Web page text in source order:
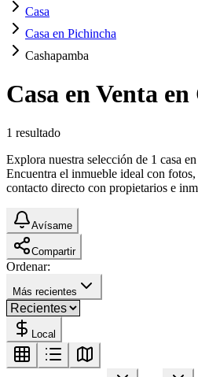
Casa
Casa en Pichincha
Cashapamba
Casa en Venta
1 resultado
Explora nuestra selección de 1 casa
Encuentra el inmueble ideal con
contacto directo con propietarios e
Avísame
Compartir
Ordenar:
Más recientes
Local